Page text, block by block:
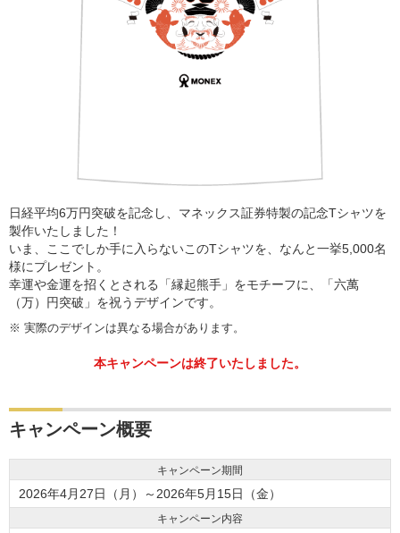
日経平均6万円突破を記念し、マネックス証券特製の記念Tシャツを
製作いたしました！
いま、ここでしか手に入らないこのTシャツを、なんと一挙5,000名
様にプレゼント。
幸運や金運を招くとされる「縁起熊手」をモチーフに、「六萬
（万）円突破」を祝うデザインです。
※ 実際のデザインは異なる場合があります。
本キャンペーンは終了いたしました。
キャンペーン概要
キャンペーン期間
2026年4月27日（月）～2026年5月15日（金）
キャンペーン内容